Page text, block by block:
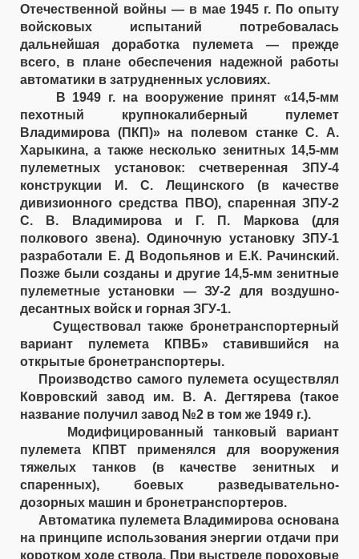
Отечественной войны — в мае 1945 г. По опыту
войсковых испытаний потребовалась
дальнейшая доработка пулемета — прежде
всего, в плане обеспечения надежной работы
автоматики в затрудненных условиях.
В 1949 г. на вооружение принят «14,5-мм
пехотный крупнокалиберный пулемет
Владимирова (ПКП)» на полевом станке С. А.
Харыкина, а также несколько зенитных 14,5-мм
пулеметных установок: счетверенная ЗПУ-4
конструкции И. С. Лещинского (в качестве
дивизионного средства ПВО), спаренная ЗПУ-2
С. В. Владимирова и Г. П. Маркова (для
полкового звена). Одиночную установку ЗПУ-1
разработали Е. Д Водопьянов и Е.К. Рачинский.
Позже были созданы и другие 14,5-мм зенитные
пулеметные установки — ЗУ-2 для воздушно-
десантных войск и горная ЗГУ-1.
Существовал также бронетранспортерный
вариант пулемета КПВБ» ставившийся на
открытые бронетранспортеры.
Производство самого пулемета осуществлял
Ковровский завод им. В. А. Дегтярева (такое
название получил завод №2 в том же 1949 г.).
Модифицированный танковый вариант
пулемета КПВТ применялся для вооружения
тяжелых танков (в качестве зенитных и
спаренных), боевых разведывательно-
дозорных машин и бронетранспортеров.
Автоматика пулемета Владимирова основана
на принципе использования энергии отдачи при
коротком ходе ствола. При выстреле пороховые